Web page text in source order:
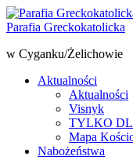
Parafia Greckokatolicka
w Cyganku/Żelichowie
Aktualności
Aktualności
Visnyk
TYLKO
Mapa
Nabożeństwa